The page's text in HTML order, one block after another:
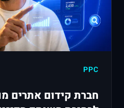
PPC
חברת קידום אתרים